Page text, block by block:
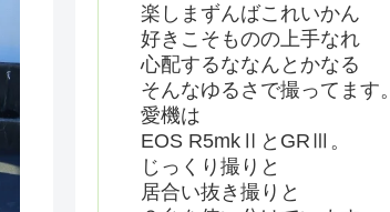
楽しまずんばこれいかん
好きこそものの上手なれ
心配するななんとかなる
そんなゆるさで撮ってます。
愛機は
EOS R5mkⅡとGRⅢ。
じっくり撮りと
居合い抜き撮りと